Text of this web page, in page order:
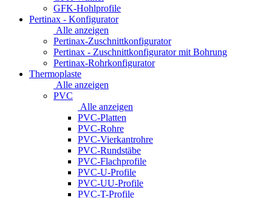
GFK-Hohlprofile
Pertinax - Konfigurator
Alle anzeigen
Pertinax-Zuschnittkonfigurator
Pertinax - Zuschnittkonfigurator mit Bohrung
Pertinax-Rohrkonfigurator
Thermoplaste
Alle anzeigen
PVC
Alle anzeigen
PVC-Platten
PVC-Rohre
PVC-Vierkantrohre
PVC-Rundstäbe
PVC-Flachprofile
PVC-U-Profile
PVC-UU-Profile
PVC-T-Profile